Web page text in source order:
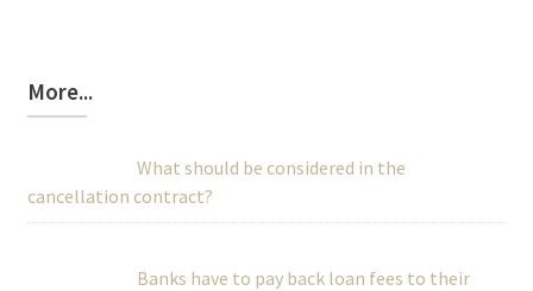
More...
What should be considered in the
cancellation contract?
Banks have to pay back loan fees to their